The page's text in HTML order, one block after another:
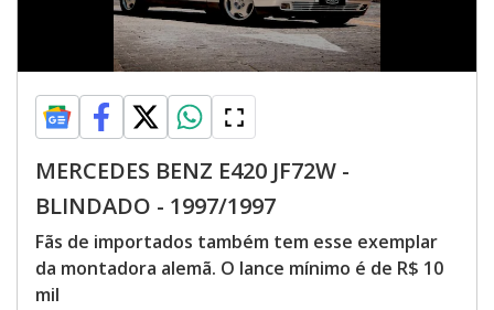
MERCEDES BENZ E420 JF72W -
BLINDADO - 1997/1997
Fãs de importados também tem esse exemplar
da montadora alemã. O lance mínimo é de R$ 10
mil